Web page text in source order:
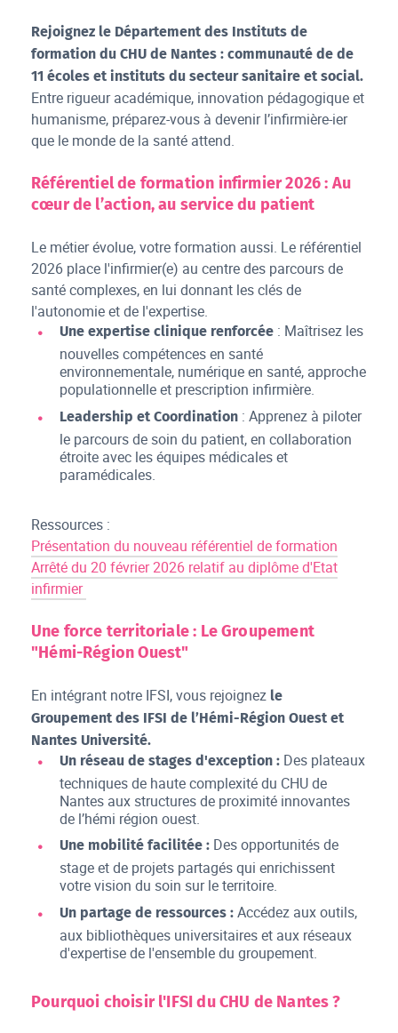
Rejoignez le Département des Instituts de
formation du CHU de Nantes : communauté de de
11 écoles et instituts du secteur sanitaire et social.
Entre rigueur académique, innovation pédagogique et
humanisme, préparez-vous à devenir l’infirmière-ier
que le monde de la santé attend.
Référentiel de formation infirmier 2026 : Au
cœur de l’action, au service du patient
Le métier évolue, votre formation aussi. Le référentiel
2026 place l'infirmier(e) au centre des parcours de
santé complexes, en lui donnant les clés de
l'autonomie et de l'expertise.
Une expertise clinique renforcée : Maîtrisez les
nouvelles compétences en santé
environnementale, numérique en santé, approche
populationnelle et prescription infirmière.
Leadership et Coordination : Apprenez à piloter
le parcours de soin du patient, en collaboration
étroite avec les équipes médicales et
paramédicales.
Ressources :
Présentation du nouveau référentiel de formation
Arrêté du 20 février 2026 relatif au diplôme d'Etat
infirmier
Une force territoriale : Le Groupement
"Hémi-Région Ouest"
En intégrant notre IFSI, vous rejoignez le
Groupement des IFSI de l’Hémi-Région Ouest et
Nantes Université.
Un réseau de stages d'exception : Des plateaux
techniques de haute complexité du CHU de
Nantes aux structures de proximité innovantes
de l’hémi région ouest.
Une mobilité facilitée : Des opportunités de
stage et de projets partagés qui enrichissent
votre vision du soin sur le territoire.
Un partage de ressources : Accédez aux outils,
aux bibliothèques universitaires et aux réseaux
d'expertise de l'ensemble du groupement.
Pourquoi choisir l'IFSI du CHU de Nantes ?